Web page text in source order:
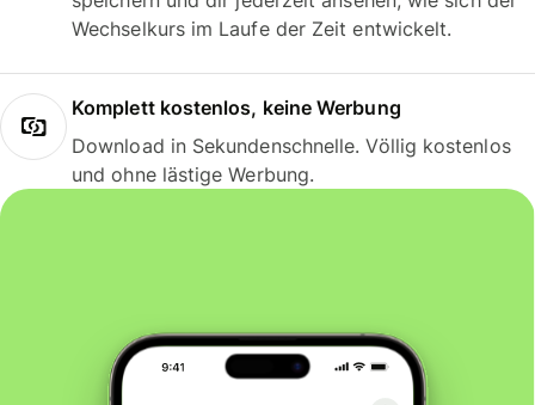
Wechselkurs im Laufe der Zeit entwickelt.
Komplett kostenlos, keine Werbung
Download in Sekundenschnelle. Völlig kostenlos
und ohne lästige Werbung.